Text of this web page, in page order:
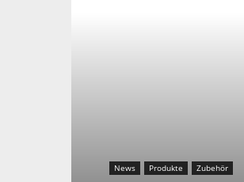
News Produkte Zubehör